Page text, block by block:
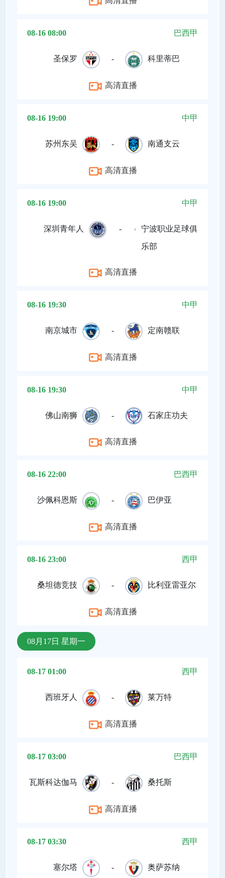
08-16 08:00 巴西甲
圣保罗 - 科里蒂巴
高清直播
08-16 19:00 中甲
苏州东吴 - 南通支云
高清直播
08-16 19:00 中甲
深圳青年人 - 宁波职业足球俱
乐部
高清直播
08-16 19:30 中甲
南京城市 - 定南赣联
高清直播
08-16 19:30 中甲
佛山南狮 - 石家庄功夫
高清直播
08-16 22:00 巴西甲
沙佩科恩斯 - 巴伊亚
高清直播
08-16 23:00 西甲
桑坦德竞技 - 比利亚雷亚尔
高清直播
08月17日 星期一
08-17 01:00 西甲
西班牙人 - 莱万特
高清直播
08-17 03:00 巴西甲
瓦斯科达伽马 - 桑托斯
高清直播
08-17 03:30 西甲
塞尔塔 - 奥萨苏纳